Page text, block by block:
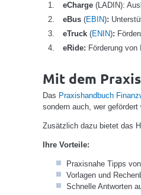
eCharge (LADIN):
eBus (EBIN):
eTruck (ENIN):
eRide: Förderung
Mit dem
Das Praxishandbuch
sondern auch, wer
Zusätzlich dazu bietet das
Ihre Vorteile:
Praxisnahe Tipps
Vorlagen und
Schnelle Antworten